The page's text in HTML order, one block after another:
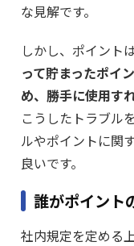
な見解です。
しかし、ポイント
って貯まったポイ
め、勝手に使用す
こうしたトラブル
ルやポイントに関
良いです。
誰がポイント
社内規定を定める